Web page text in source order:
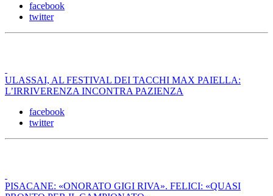
facebook
twitter
ULASSAI, AL FESTIVAL DEI TACCHI MAX PAIELLA:
L’IRRIVERENZA INCONTRA PAZIENZA
facebook
twitter
PISACANE: «ONORATO GIGI RIVA». FELICI: «QUASI